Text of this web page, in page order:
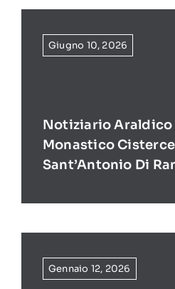
Giugno 10, 2026
Notiziario Araldico
Monastico
Sant’Antonio Di
Gennaio 12, 2026